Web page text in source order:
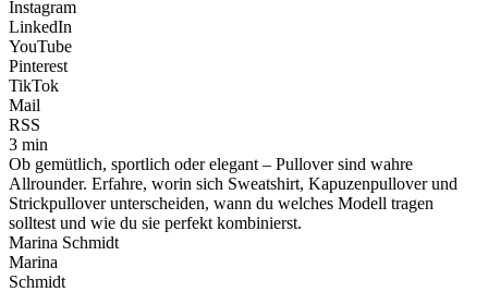
Instagram
LinkedIn
YouTube
Pinterest
TikTok
Mail
RSS
3 min
Ob gemütlich, sportlich oder elegant – Pullover sind wahre
Allrounder. Erfahre, worin sich Sweatshirt, Kapuzenpullover und
Strickpullover unterscheiden, wann du welches Modell tragen
solltest und wie du sie perfekt kombinierst.
Marina Schmidt
Marina
Schmidt